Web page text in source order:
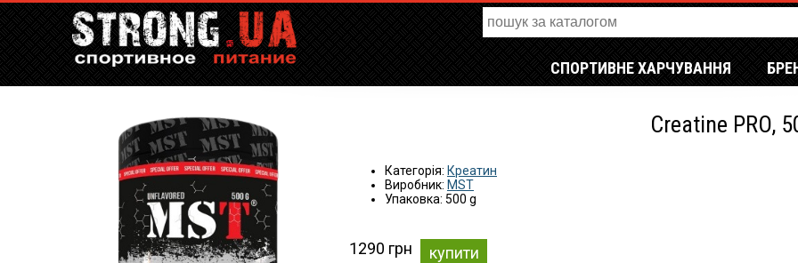
СПОРТИВНЕ ХАРЧУВАННЯ
Creatine PRO,
Категорія: Креатин
Виробник: MST
Упаковка: 500 g
1290 грн купити